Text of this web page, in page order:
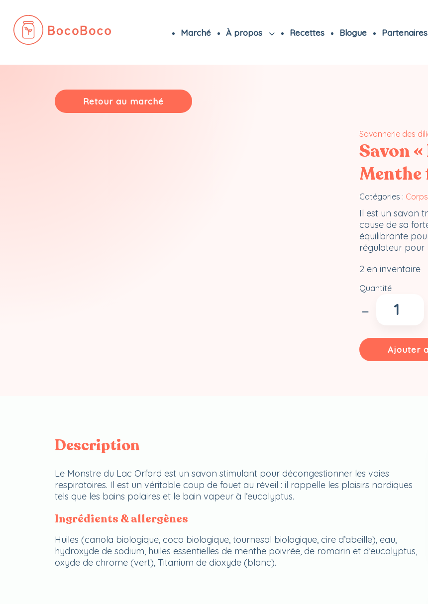
Marché À propos Recettes Blogue Partenaires
Retour au marché
Savonnerie des
Savon
Catégories : Corps
Il est un savon
cause de sa
équilibrante
régulateur pour
2 en inventaire
Quantité
"Le
monstre
du
Ajouter
Description
Le Monstre du Lac Orford est un savon stimulant pour décongestionner les voies
respiratoires. Il est un véritable coup de fouet au réveil : il rappelle les plaisirs nordiques
tels que les bains polaires et le bain vapeur à l’eucalyptus.
Ingrédients & allergènes
Huiles (canola biologique, coco biologique, tournesol biologique, cire d’abeille), eau,
hydroxyde de sodium, huiles essentielles de menthe poivrée, de romarin et d’eucalyptus,
oxyde de chrome (vert), Titanium de dioxyde (blanc).